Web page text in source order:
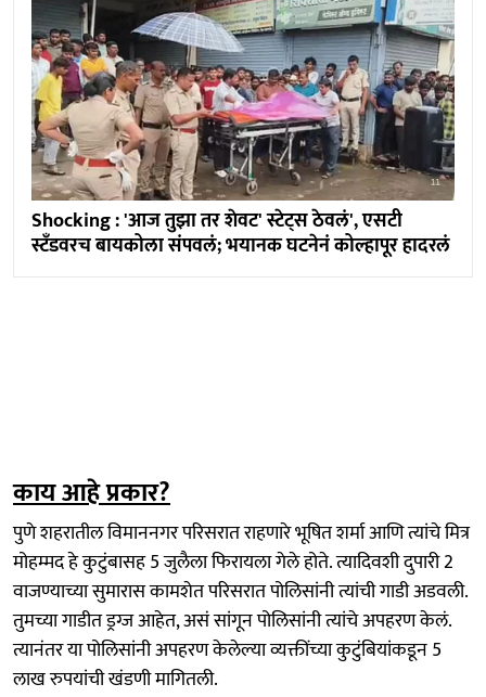
Shocking : 'आज तुझा तर शेवट' स्टेट्स ठेवलं', एसटी
स्टँडवरच बायकोला संपवलं; भयानक घटनेनं कोल्हापूर हादरलं
काय आहे प्रकार?
पुणे शहरातील विमाननगर परिसरात राहणारे भूषित शर्मा आणि त्यांचे मित्र
मोहम्मद हे कुटुंबासह 5 जुलैला फिरायला गेले होते. त्यादिवशी दुपारी 2
वाजण्याच्या सुमारास कामशेत परिसरात पोलिसांनी त्यांची गाडी अडवली.
तुमच्या गाडीत ड्रग्ज आहेत, असं सांगून पोलिसांनी त्यांचे अपहरण केलं.
त्यानंतर या पोलिसांनी अपहरण केलेल्या व्यक्तींच्या कुटुंबियांकडून 5
लाख रुपयांची खंडणी मागितली.